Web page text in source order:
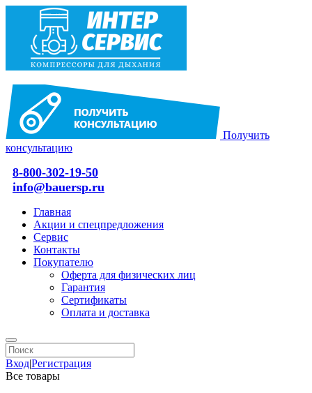
Получить
консультацию
8-800-302-19-50
info@bauersp.ru
Главная
Акции и спецпредложения
Сервис
Контакты
Покупателю
Оферта для физических лиц
Гарантия
Сертификаты
Оплата и доставка
Вход|Регистрация
Все товары